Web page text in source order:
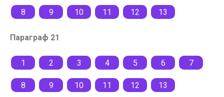
8 9 10 11 12 13
Параграф 21
1 2 3 4 5 6 7
8 9 10 11 12 13